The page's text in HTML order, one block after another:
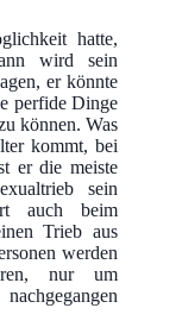
hatte,
wird sein
er könnte
perfide Dinge
können. Was
kommt, bei
er die meiste
sein
auch beim
Trieb aus
werden
nur um